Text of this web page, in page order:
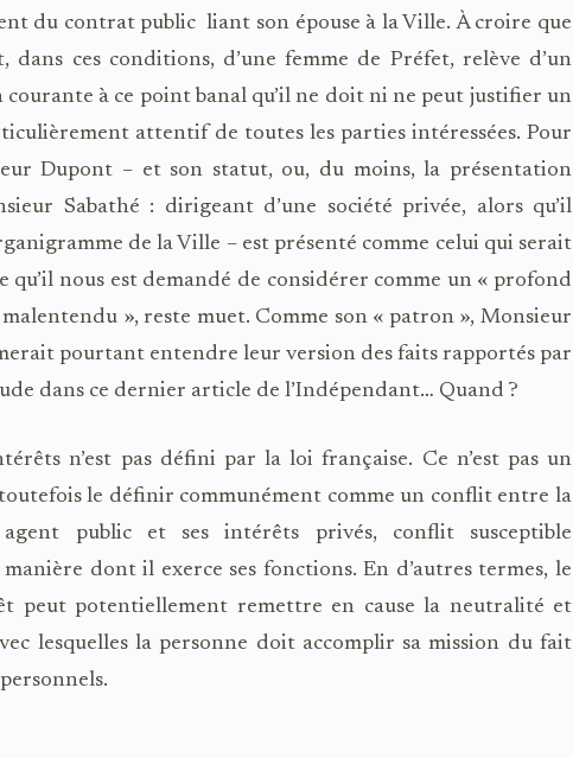
du contrat public liant son épouse à la Ville. À croire que
dans ces conditions, d’une femme de Préfet, relève d’un
courante à ce point banal qu’il ne doit ni ne peut justifier un
attentif de toutes les parties intéressées. Pour
Dupont – et son statut, ou, du moins, la présentation
Sabathé : dirigeant d’une société privée, alors qu’il
de la Ville – est présenté comme celui qui serait
qu’il nous est demandé de considérer comme un « profond
», reste muet. Comme son « patron », Monsieur
pourtant entendre leur version des faits rapportés par
dans ce dernier article de l’Indépendant… Quand ?
n’est pas défini par la loi française. Ce n’est pas un
le définir communément comme un conflit entre la
agent public et ses intérêts privés, conflit susceptible
dont il exerce ses fonctions. En d’autres termes, le
peut potentiellement remettre en cause la neutralité et
lesquelles la personne doit accomplir sa mission du fait